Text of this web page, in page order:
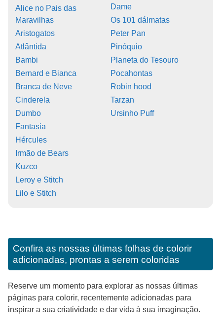
Alice no Pais das
Maravilhas
Aristogatos
Atlântida
Bambi
Bernard e Bianca
Branca de Neve
Cinderela
Dumbo
Fantasia
Hércules
Irmão de Bears
Kuzco
Leroy e Stitch
Lilo e Stitch
Dame
Os 101 dálmatas
Peter Pan
Pinóquio
Planeta do Tesouro
Pocahontas
Robin hood
Tarzan
Ursinho Puff
Confira as nossas últimas folhas de colorir
adicionadas, prontas a serem coloridas
Reserve um momento para explorar as nossas últimas
páginas para colorir, recentemente adicionadas para
inspirar a sua criatividade e dar vida à sua imaginação.